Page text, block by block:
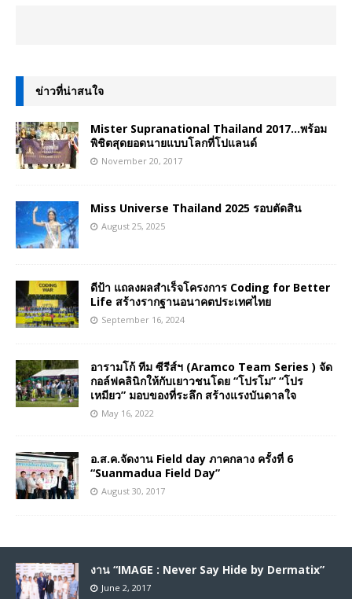
ข่าวที่น่าสนใจ
Mister Supranational Thailand 2017…พร้อม
พิชิตสุดยอดนายแบบโลกที่โปแลนด์
November 20, 2017
Miss Universe Thailand 2025 รอบตัดสิน
August 25, 2025
ดีป้า แถลงผลสำเร็จโครงการ Coding for Better
Life สร้างรากฐานอนาคตประเทศไทย
September 16, 2024
อารามโก้ ทีม ซีรีส์ฯ (Aramco Team Series ) จัด
กอล์ฟคลินิกให้กับเยาวชนโดย “โปรโม” “โปร
เหมียว” มอบของที่ระลึก สร้างแรงบันดาลใจ
May 16, 2022
อ.ส.ค.จัดงาน Field day ภาคกลาง ครั้งที่ 6
“Suanmadua Field Day”
August 30, 2017
งาน “IMAGE : Never Say Hide by Dermatix”
June 2, 2017